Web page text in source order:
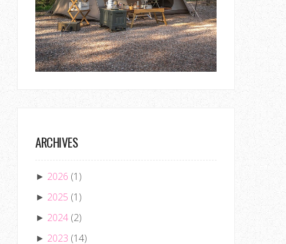
ARCHIVES
► 2026 (1)
► 2025 (1)
► 2024 (2)
► 2023 (14)